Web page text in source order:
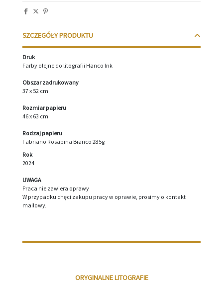
SZCZEGÓŁY PRODUKTU
Druk
Farby olejne do litografii Hanco Ink
Obszar zadrukowany
37 x 52 cm
Rozmiar papieru
46 x 63 cm
Rodzaj papieru
Fabriano Rosapina Bianco 285g
Rok
2024
UWAGA
Praca nie zawiera oprawy
W przypadku chęci zakupu pracy w oprawie, prosimy o kontakt
mailowy.
ORYGINALNE LITOGRAFIE